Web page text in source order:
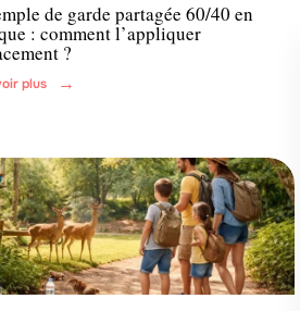
de garde partagée 60/40 en
: comment l’appliquer
?
plus